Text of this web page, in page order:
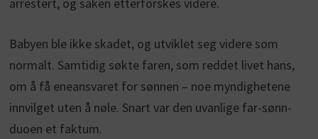
Babyen ble ikke skadet, og utviklet seg videre som
normalt. Samtidig søkte faren, som reddet livet hans,
om å få eneansvaret for sønnen – noe myndighetene
innvilget uten å nøle. Snart var den uvanlige far-sønn-
duoen et faktum.